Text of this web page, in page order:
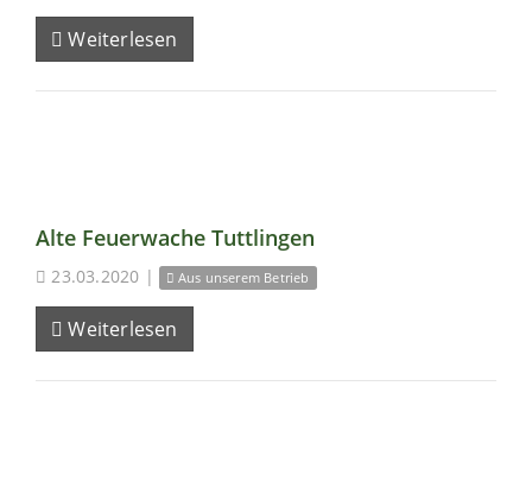
Weiterlesen
Alte Feuerwache Tuttlingen
23.03.2020 | Aus unserem Betrieb
Weiterlesen